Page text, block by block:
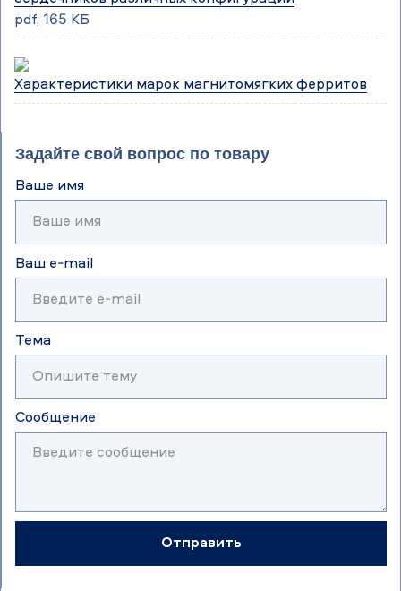
pdf, 165 КБ
Характеристики марок магнитомягких ферритов
Задайте свой вопрос по товару
Ваше имя
Ваш e-mail
Тема
Сообщение
Отправить